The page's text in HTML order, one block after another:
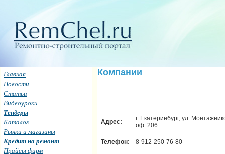
Компании
Адрес:
г. Екатеринбург, ул.
оф. 206
Телефон: 8-912-250-76-80
Главная
Новости
Статьи
Видеоуроки
Тендеры
Каталог
Рынки и магазины
Кредит на ремонт
Прайсы фирм